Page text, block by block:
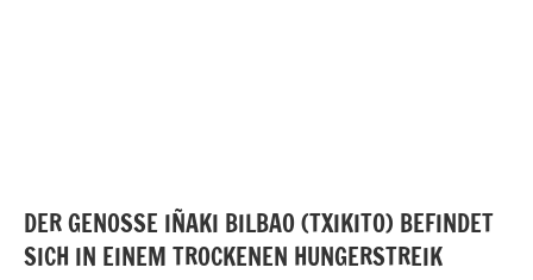
DER GENOSSE IÑAKI BILBAO (TXIKITO) BEFINDET
SICH IN EINEM TROCKENEN HUNGERSTREIK